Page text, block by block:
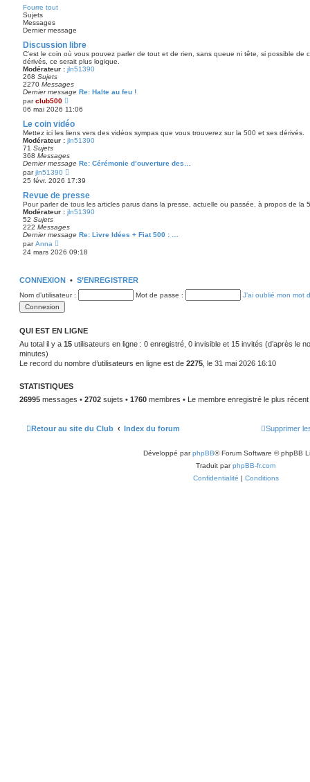
s
g
e
e
n
i
e
r
e
s
s
a
e
Fourre tout
Sujets
Messages
Dernier message
Discussion libre
C'est le coin où vous pouvez parler de tout et de rien, sans queue ni tête, si possible de
dérivés, ce serait plus logique.
Modérateur : jln51390
268 Sujets
2270 Messages
Dernier message Re: Halte au feu !
parclub500
o
i
r
l
e
d
r
n
i
e
m
e
s
a
g
06 mai 2026 11:06
Le coin vidéo
Mettez ici les liens vers des vidéos sympas que vous trouverez sur la 500 et ses dérivés.
Modérateur : jln51390
71 Sujets
368 Messages
Dernier message Re: Cérémonie d’ouverture des…
parjln51390
o
i
r
l
e
d
r
n
e
a
25 févr. 2026 17:39
Revue de presse
Pour parler de tous les articles parus dans la presse, actuelle ou passée, à propos de la
Modérateur : jln51390
52 Sujets
222 Messages
Dernier message Re: Livre Idées + Fiat 500 : …
parAnna
o
i
e
e
r
n
r
e
s
e
24 mars 2026 09:18
CONNEXION • S’ENREGISTRER
Nom d’utilisateur : Mot de passe : J’ai oublié mon mot
QUI EST EN LIGNE
Au total il y a 15 utilisateurs en ligne : 0 enregistré, 0 invisible et 15 invités (d’après le
minutes)
Le record du nombre d’utilisateurs en ligne est de 2275 , le 31 mai 2026 16:10
STATISTIQUES
26995 messages • 2702 sujets • 1760 membres • Le membre enregistré le plus
Retour au site du Club Index du forum Supprimer
Développé parphpBB® Forum Software © phpBB
Traduit parphpBB-fr.com
Confidentialité | Conditions